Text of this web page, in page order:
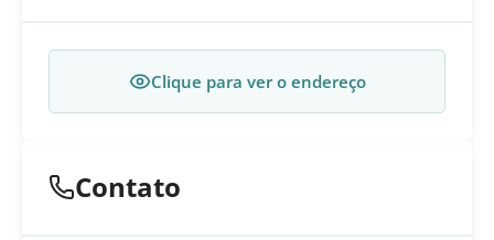
Clique para ver o endereço
Contato